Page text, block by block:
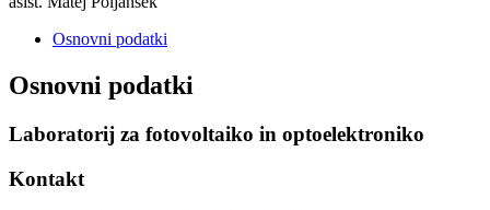
Osnovni podatki
Osnovni podatki
Laboratorij za fotovoltaiko in optoelektroniko
Kontakt